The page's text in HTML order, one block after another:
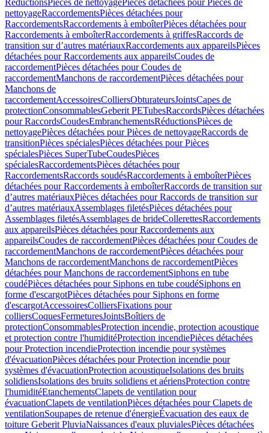
RéductionsPièces de nettoyagePièces détachées pour Pièces de
nettoyageRaccordementsPièces détachées pour
RaccordementsRaccordements à emboîterPièces détachées pour
Raccordements à emboîterRaccordements à griffesRaccords de
transition sur d’autres matériauxRaccordements aux appareilsPièces
détachées pour Raccordements aux appareilsCoudes de
raccordementPièces détachées pour Coudes de
raccordementManchons de raccordementPièces détachées pour
Manchons de
raccordementAccessoiresColliersObturateursJointsCapes de
protectionConsommablesGeberit PETubesRaccordsPièces détachées
pour RaccordsCoudesEmbranchementsRéductionsPièces de
nettoyagePièces détachées pour Pièces de nettoyageRaccords de
transitionPièces spécialesPièces détachées pour Pièces
spécialesPièces SuperTubeCoudesPièces
spécialesRaccordementsPièces détachées pour
RaccordementsRaccords soudésRaccordements à emboîterPièces
détachées pour Raccordements à emboîterRaccords de transition sur
d’autres matériauxPièces détachées pour Raccords de transition sur
d’autres matériauxAssemblages filetésPièces détachées pour
Assemblages filetésAssemblages de brideCollerettesRaccordements
aux appareilsPièces détachées pour Raccordements aux
appareilsCoudes de raccordementPièces détachées pour Coudes de
raccordementManchons de raccordementPièces détachées pour
Manchons de raccordementManchons de raccordementPièces
détachées pour Manchons de raccordementSiphons en tube
coudéPièces détachées pour Siphons en tube coudéSiphons en
forme d'escargotPièces détachées pour Siphons en forme
d'escargotAccessoiresColliersFixations pour
colliersCoquesFermeturesJointsBoîtiers de
protectionConsommablesProtection incendie, protection acoustique
et protection contre l'humiditéProtection incendiePièces détachées
pour Protection incendieProtection incendie pour systèmes
d'évacuationPièces détachées pour Protection incendie pour
systèmes d'évacuationProtection acoustiqueIsolations des bruits
solidiensIsolations des bruits solidiens et aériensProtection contre
l'humiditéEtanchementsClapets de ventilation pour
évacuationClapets de ventilationPièces détachées pour Clapets de
ventilationSoupapes de retenue d'énergieÉvacuation des eaux de
toiture Geberit PluviaNaissances d'eaux pluvialesPièces détachées